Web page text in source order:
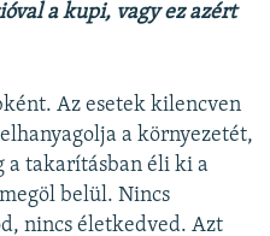
a kupi, vagy ez azért
Az esetek kilencven
a környezetét,
a takarításban éli ki a
belül. Nincs
nincs életkedved. Azt